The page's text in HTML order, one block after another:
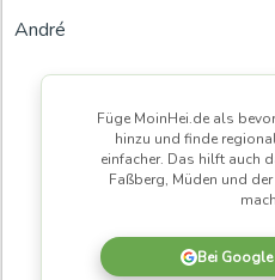
André
Füge MoinHei.de als
hinzu und finde
einfacher. Das hilft auch
Faßberg, Müden und
Bei